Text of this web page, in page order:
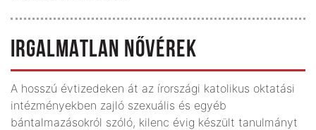
IRGALMATLAN NŐVÉREK
A hosszú évtizedeken át az írországi katolikus oktatási
intézményekben zajló szexuális és egyéb
bántalmazásokról szóló, kilenc évig készült tanulmányt